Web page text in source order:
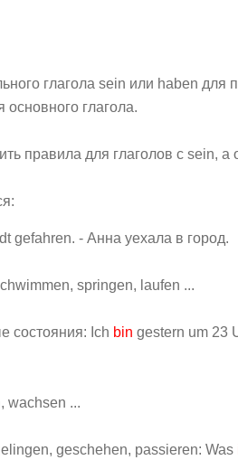
глагола sein или haben
основного глагола.
правила для глаголов с sein, а
gefahren. - Анна уехала в город.
springen, laufen ...
состояния: Ich bin gestern um 23
wachsen ...
geschehen, passieren: Was